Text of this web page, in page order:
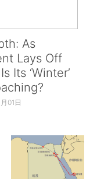
As
Lays Off
Its ‘Winter’
01日